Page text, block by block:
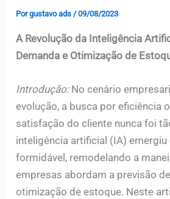
Porgustavo ads /09/08/2023
A Revolução da Inteligência
Demanda e Otimização de
Introdução:No cenário
evolução, a busca por eficiência
satisfação do cliente nunca foi
inteligência artificial (IA)
formidável, remodelando a
empresas abordam a previsão
otimização de estoque. Neste